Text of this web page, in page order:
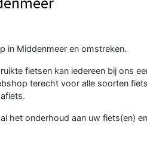
in Middenmeer en omstreken.
fietsen kan iedereen bij ons
terecht voor alle soorten
het onderhoud aan uw fiets(en)